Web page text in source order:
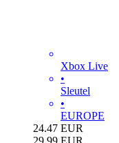
Xbox Live
•
Sleutel
•
EUROPE
24.47 EUR
29.99 EUR